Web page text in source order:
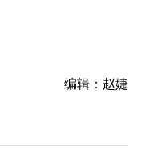
编辑：赵婕